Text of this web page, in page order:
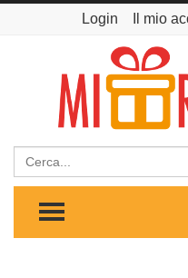
Login Il mio
Cerca
TOGGLE